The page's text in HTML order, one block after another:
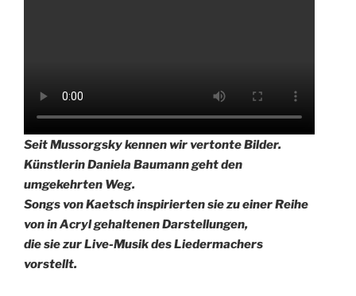
Seit Mussorgsky kennen wir vertonte Bilder.
Künstlerin Daniela Baumann geht den
umgekehrten Weg.
Songs von Kaetsch inspirierten sie zu einer Reihe
von in Acryl gehaltenen Darstellungen,
die sie zur Live-Musik des Liedermachers
vorstellt.